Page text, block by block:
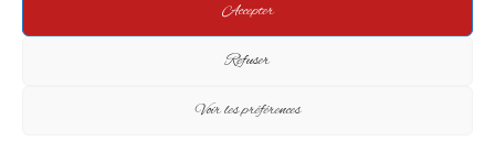
Accepter
Refuser
Voir les préférences